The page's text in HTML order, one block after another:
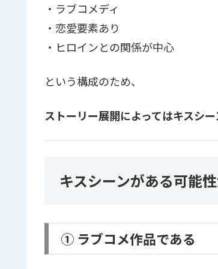
・ラブコメディ
・恋愛要素あり
・ヒロインとの関係が中心
という構成のため、
ストーリー展開によってはキスシ
キスシーンがある可能
① ラブコメ作品である